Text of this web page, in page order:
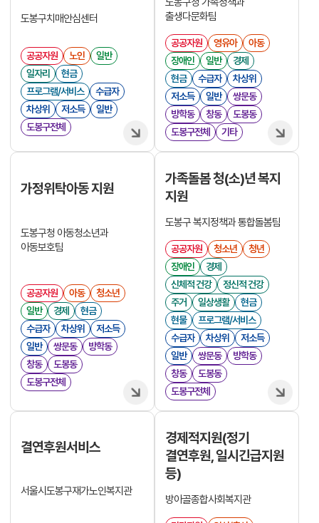
도봉구치매안심센터
공공자원 노인
일반
일자리
현금
프로그램/서비스
수급자
차상위
저소득
일반
도봉구전체
출생다문화팀
공공자원 영유아
아동
장애인
일반
경제
현금
수급자
차상위
저소득
일반
쌍문동
방학동
창동
도봉동
도봉구전체
기타
가정위탁아동 지원
도봉구청 아동청소년과
아동보호팀
공공자원 아동
청소년
일반
경제
현금
수급자
차상위
저소득
일반
쌍문동
방학동
창동
도봉동
도봉구전체
가족돌봄 청(소)년 복지
지원
도봉구 복지정책과 통합돌봄팀
공공자원 청소년
청년
장애인
경제
신체적 건강
정신적 건강
주거
일상생활
현금
현물
프로그램/서비스
수급자
차상위
저소득
일반
쌍문동
방학동
창동
도봉동
도봉구전체
결연후원서비스
서울시도봉구재가노인복지관
경제적지원(정기
결연후원, 일시긴급지원
등)
방아골종합사회복지관